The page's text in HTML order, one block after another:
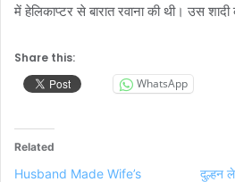
में हेलिकाप्टर से बारात रवाना की थी। उस
Share this:
WhatsApp
Related
Husband Made Wife’s
दुल्हन